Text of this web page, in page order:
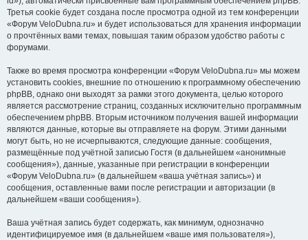
Третья cookie будет создана после просмотра одной из тем конференции
«Форум VeloDubna.ru» и будет использоваться для хранения информации
о прочтённых вами темах, повышая таким образом удобство работы с
форумами.
Также во время просмотра конференции «Форум VeloDubna.ru» мы можем
установить cookies, внешние по отношению к программному обеспечению
phpBB, однако они выходят за рамки этого документа, целью которого
является рассмотрение страниц, созданных исключительно программным
обеспечением phpBB. Вторым источником получения вашей информации
являются данные, которые вы отправляете на форум. Этими данными
могут быть, но не исчерпываются, следующие данные: сообщения,
размещённые под учётной записью Гостя (в дальнейшем «анонимные
сообщения»), данные, указанные при регистрации в конференции
«Форум VeloDubna.ru» (в дальнейшем «ваша учётная запись») и
сообщения, оставленные вами после регистрации и авторизации (в
дальнейшем «ваши сообщения»).
Ваша учётная запись будет содержать, как минимум, однозначно
идентифицируемое имя (в дальнейшем «ваше имя пользователя»),